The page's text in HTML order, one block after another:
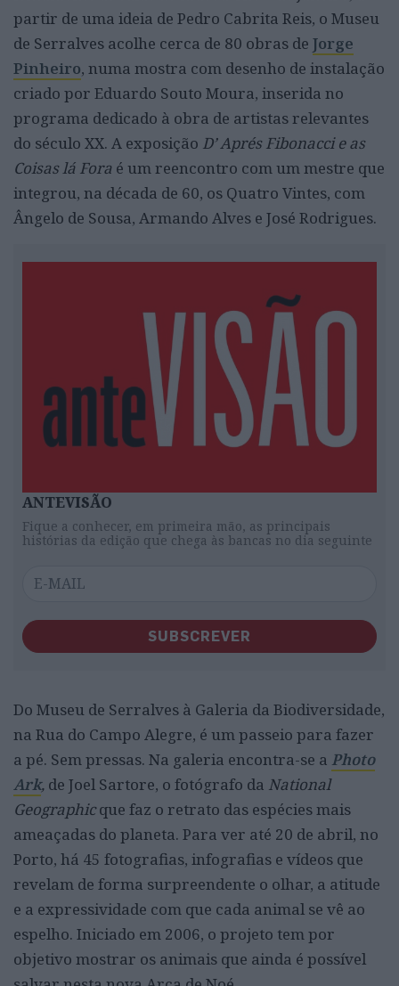
partir de uma ideia de Pedro Cabrita Reis, o Museu
de Serralves acolhe cerca de 80 obras de Jorge
Pinheiro, numa mostra com desenho de instalação
criado por Eduardo Souto Moura, inserida no
programa dedicado à obra de artistas relevantes
do século XX. A exposição D’ Aprés Fibonacci e as
Coisas lá Fora é um reencontro com um mestre que
integrou, na década de 60, os Quatro Vintes, com
Ângelo de Sousa, Armando Alves e José Rodrigues.
ANTEVISÃO
Fique a conhecer, em primeira mão, as principais
histórias da edição que chega às bancas no dia seguinte
SUBSCREVER
Do Museu de Serralves à Galeria da Biodiversidade,
na Rua do Campo Alegre, é um passeio para fazer
a pé. Sem pressas. Na galeria encontra-se a Photo
Ark, de Joel Sartore, o fotógrafo da National
Geographicque faz o retrato das espécies mais
ameaçadas do planeta. Para ver até 20 de abril, no
Porto, há 45 fotografias, infografias e vídeos que
revelam de forma surpreendente o olhar, a atitude
e a expressividade com que cada animal se vê ao
espelho. Iniciado em 2006, o projeto tem por
objetivo mostrar os animais que ainda é possível